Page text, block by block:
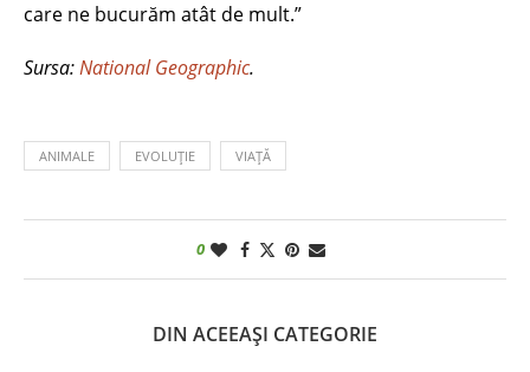
care ne bucurăm atât de mult.”
Sursa:National Geographic.
ANIMALE EVOLUȚIE VIAȚĂ
0
DIN ACEEAȘI CATEGORIE